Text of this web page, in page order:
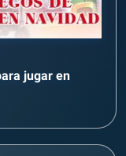
jugar en